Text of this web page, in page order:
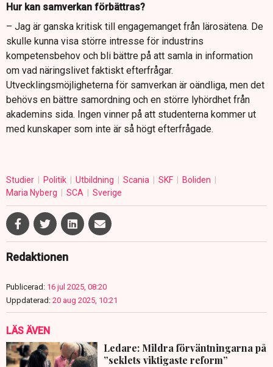
Hur kan samverkan förbättras?
– Jag är ganska kritisk till engagemanget från lärosätena. De
skulle kunna visa större intresse för industrins
kompetensbehov och bli bättre på att samla in information
om vad näringslivet faktiskt efterfrågar.
Utvecklingsmöjligheterna för samverkan är oändliga, men det
behövs en bättre samordning och en större lyhördhet från
akademins sida. Ingen vinner på att studenterna kommer ut
med kunskaper som inte är så högt efterfrågade.
Studier Politik Utbildning Scania SKF
Boliden
Maria Nyberg
SCA Sverige
Redaktionen
Publicerad: 16 jul 2025, 08:20
Uppdaterad: 20 aug 2025, 10:21
LÄS ÄVEN
Ledare: Mildra förväntningarna på
”seklets viktigaste reform”